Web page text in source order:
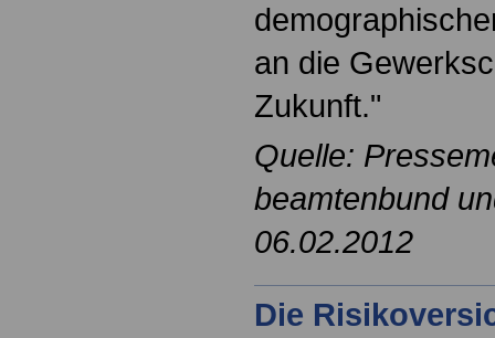
an die
Zukunft."
Quelle:
beamtenbund
06.02.2012
Die